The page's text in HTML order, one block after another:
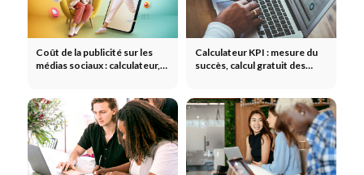
Coût de la publicité sur les
médias sociaux : calculateur,
Calculateur KPI : mesure du
succès, calcul gratuit des